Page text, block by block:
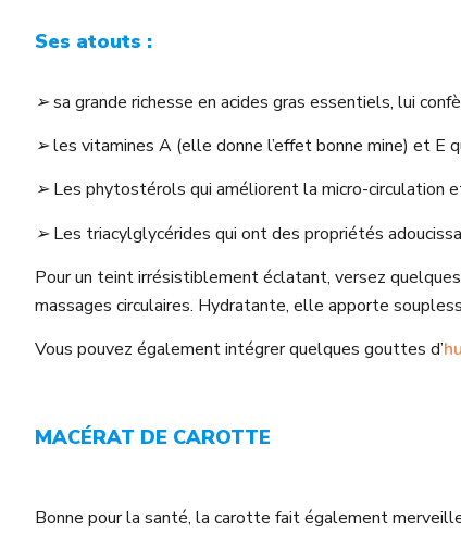
Ses atouts :
➢sa grande richesse en acides gras essentiels, lui
➢les vitamines A (elle donne l’effet bonne mine) et E
➢Les phytostérols qui améliorent la micro-circulation
➢Les triacylglycérides qui ont des propriétés
Pour un teint irrésistiblement éclatant, versez
massages circulaires. Hydratante, elle apporte
Vous pouvez également intégrer quelques gouttes d’
MACÉRAT DE CAROTTE
Bonne pour la santé, la carotte fait également